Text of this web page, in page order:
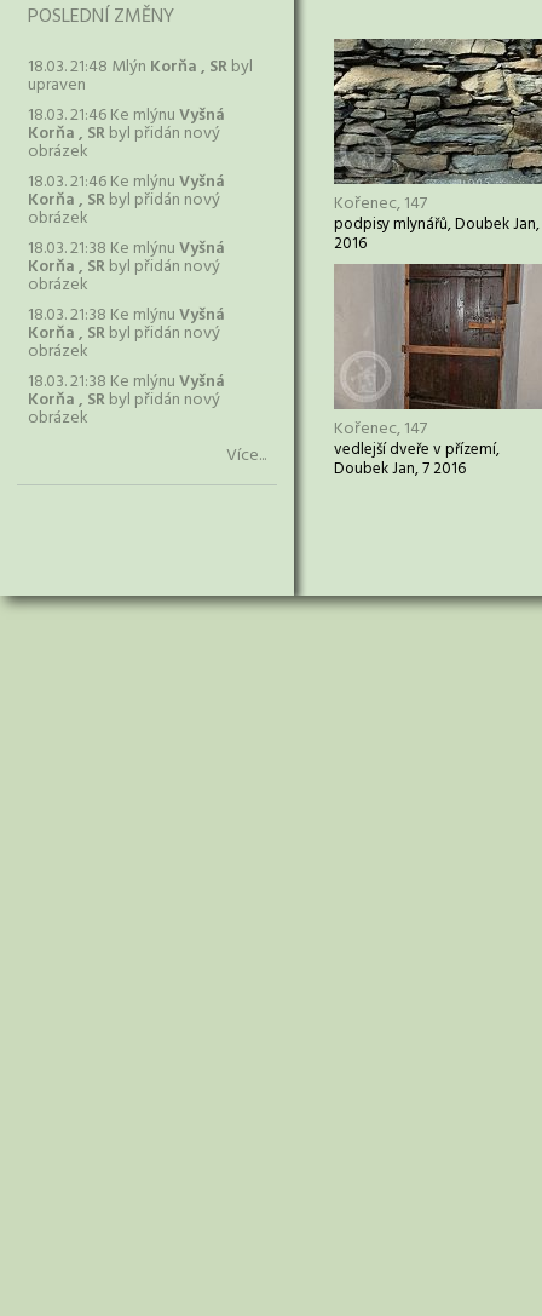
POSLEDNÍ ZMĚNY
18.03. 21:48 Mlýn Korňa , SRbyl
upraven
18.03. 21:46 Ke mlýnuVyšná
Korňa , SRbyl přidán nový
obrázek
18.03. 21:46 Ke mlýnuVyšná
Korňa , SRbyl přidán nový
obrázek
18.03. 21:38 Ke mlýnuVyšná
Korňa , SRbyl přidán nový
obrázek
18.03. 21:38 Ke mlýnuVyšná
Korňa , SRbyl přidán nový
obrázek
18.03. 21:38 Ke mlýnuVyšná
Korňa , SRbyl přidán nový
obrázek
Více...
Kořenec, 147
podpisy mlynářů, Doubek
2016
Kořenec, 147
vedlejší dveře v přízemí,
Doubek Jan, 7 2016